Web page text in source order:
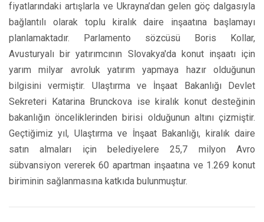
fiyatlarındaki artışlarla ve Ukrayna’dan gelen göç dalgasıyla
bağlantılı olarak toplu kiralık daire inşaatına başlamayı
planlamaktadır. Parlamento sözcüsü Boris Kollar,
Avusturyalı bir yatırımcının Slovakya'da konut inşaatı için
yarım milyar avroluk yatırım yapmaya hazır olduğunun
bilgisini vermiştir. Ulaştırma ve İnşaat Bakanlığı Devlet
Sekreteri Katarina Brunckova ise kiralık konut desteğinin
bakanlığın önceliklerinden birisi olduğunun altını çizmiştir.
Geçtiğimiz yıl, Ulaştırma ve İnşaat Bakanlığı, kiralık daire
satın almaları için belediyelere 25,7 milyon Avro
sübvansiyon vererek 60 apartman inşaatına ve 1.269 konut
biriminin sağlanmasına katkıda bulunmuştur.